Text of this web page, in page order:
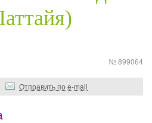
№ 899064
Отправить по e-mail